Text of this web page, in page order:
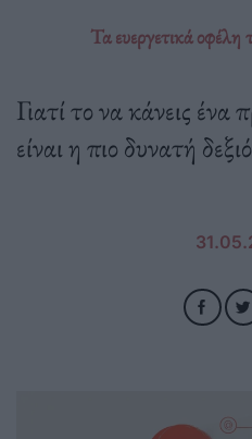
Τα ευεργετικά
Γιατί το να κάνεις
είναι η πιο δυνατή